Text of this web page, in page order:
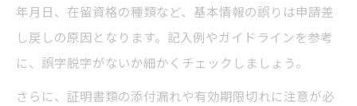
年月日、在留資格の種類など、基本情報の誤りは申請差
し戻しの原因となります。記入例やガイドラインを参考
に、誤字脱字がないか細かくチェックしましょう。
さらに、証明書類の添付漏れや有効期限切れに注意が必